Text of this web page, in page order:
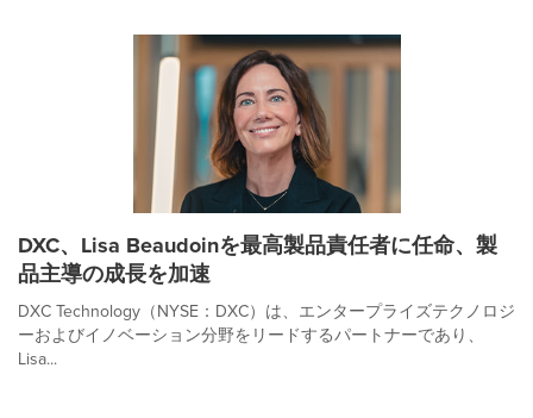
DXC、Lisa Beaudoinを最高製品責任者に任命、製
品主導の成長を加速
DXC Technology（NYSE：DXC）は、エンタープライズテクノロジ
ーおよびイノベーション分野をリードするパートナーであり、
Lisa...